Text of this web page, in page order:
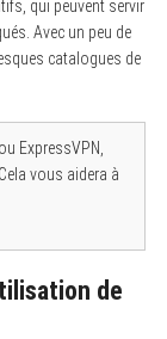
qui peuvent servir
Avec un peu de
catalogues de
ExpressVPN,
vous aidera à
de